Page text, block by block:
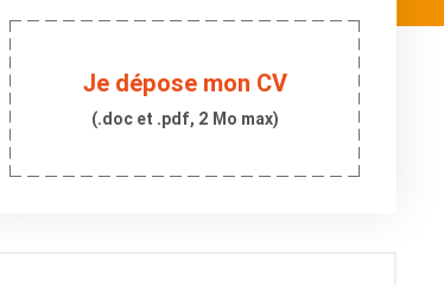
Je dépose mon CV
(.doc et .pdf, 2 Mo max)